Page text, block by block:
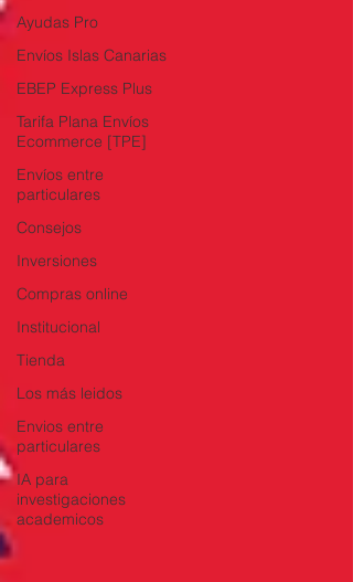
Ayudas Pro
Envíos Islas Canarias
EBEP Express Plus
Tarifa Plana Envíos
Ecommerce [TPE]
Envíos entre
particulares
Consejos
Inversiones
Compras online
Institucional
Tienda
Los más leidos
Envios entre
particulares
IA para
investigaciones
academicos